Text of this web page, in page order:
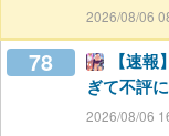
2026/08/06
78
【速
ぎて不評
2026/08/06